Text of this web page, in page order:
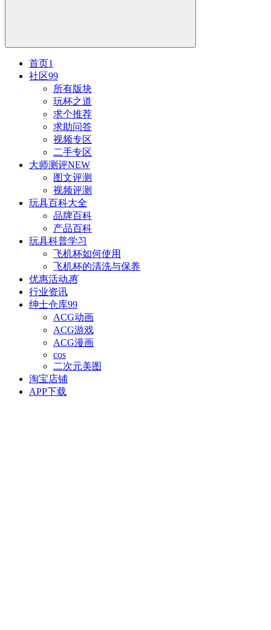
首页1
社区99
所有版块
玩杯之道
求个推荐
求助问答
视频专区
二手专区
大师测评NEW
图文评测
视频评测
玩具百科大全
品牌百科
产品百科
玩具科普学习
飞机杯如何使用
飞机杯的清洗与保养
优惠活动惠
行业资讯
绅士仓库99
ACG动画
ACG游戏
ACG漫画
cos
二次元美图
淘宝店铺
APP下载